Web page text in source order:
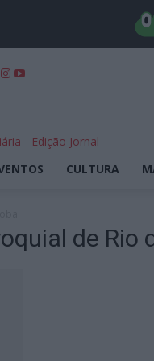
CULTURA
de Rio